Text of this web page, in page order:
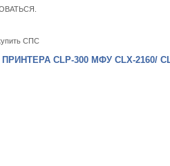
СПС
CLP-300 МФУ CLX-2160/